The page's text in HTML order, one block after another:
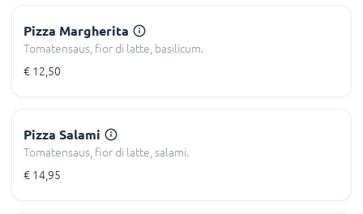
Pizza Margherita
Tomatensaus, fior di latte, basilicum.
€ 12,50
Pizza Salami
Tomatensaus, fior di latte, salami.
€ 14,95